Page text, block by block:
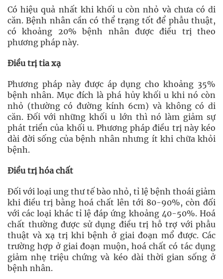
Có hiệu quả nhất khi khối u còn nhỏ và chưa có di
căn. Bệnh nhân cần có thể trạng tốt để phẫu thuật,
có khoảng 20% bệnh nhân được điều trị theo
phương pháp này.
Điều trị tia xạ
Phương pháp này được áp dụng cho khoảng 35%
bệnh nhân. Mục đích là phá hủy khối u khi nó còn
nhỏ (thường có đường kính 6cm) và không có di
căn. Đối với những khối u lớn thì nó làm giảm sự
phát triển của khối u. Phương pháp điều trị này kéo
dài đời sống của bệnh nhân nhưng ít khi chữa khỏi
bệnh.
Điều trị hóa chất
Đối với loại ung thư tế bào nhỏ, tỉ lệ bệnh thoái giảm
khi điều trị bằng hoá chất lên tới 80-90%, còn đối
với các loại khác tỉ lệ đáp ứng khoảng 40-50%. Hoá
chất thường được sử dụng điều trị hỗ trợ với phẫu
thuật và xạ trị khi bệnh ở giai đoạn mổ được. Các
trường hợp ở giai đoạn muộn, hoá chất có tác dụng
giảm nhẹ triệu chứng và kéo dài thời gian sống ở
bệnh nhân.